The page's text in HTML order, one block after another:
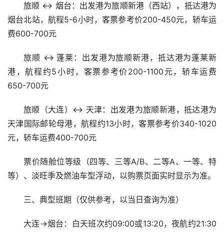
旅顺 ↔ 烟台：出发港为旅顺新港（西站），抵达港为
烟台北站，航程5-6小时，客票参考价200-450元，轿车运
费600-700元
旅顺 ↔ 蓬莱：出发港为旅顺新港，抵达港为蓬莱新
港，航程约5小时，客票参考价200-1100元，轿车运费
650-700元
旅顺（大连）↔ 天津：出发港为旅顺新港，抵达港为
天津国际邮轮母港，航程约13小时，客票参考价340-1020
元，轿车运费400-700元
票价随舱位等级（四等、三等A/B、二等A、一等、特
等）、淡旺季及燃油车型浮动，以购票页面实时显示为准。
三、典型班期（仅供参考，以当日查询为准）
大连→烟台：白天班次约09:00或13:20，夜航约21:30